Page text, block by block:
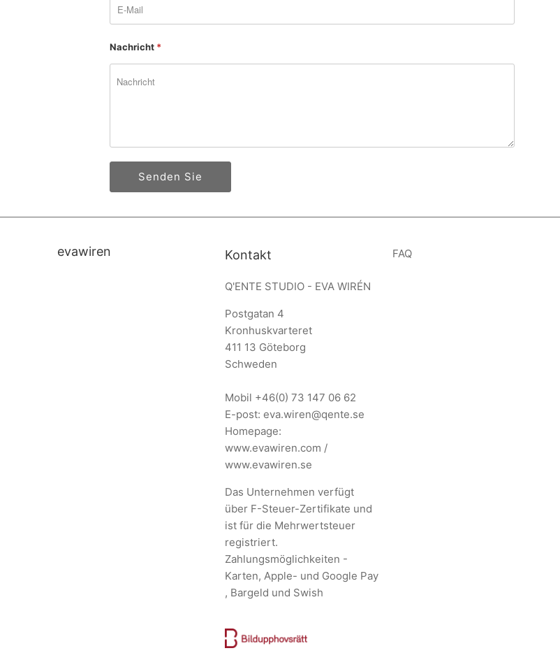
Nachricht *
evawiren Kontakt
Q'ENTE STUDIO - EVA WIRÉN
Postgatan 4
Kronhuskvarteret
411 13 Göteborg
Schweden
Mobil +46(0) 73 147 06 62
E-post: eva.wiren@qente.se
Homepage:
www.evawiren.com /
www.evawiren.se
Das Unternehmen verfügt
über F-Steuer-Zertifikate und
ist für die Mehrwertsteuer
registriert.
Zahlungsmöglichkeiten -
Karten, Apple- und Google Pay
, Bargeld und Swish
FAQ